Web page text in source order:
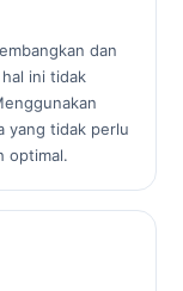
dan
ini tidak
yang tidak perlu
optimal.